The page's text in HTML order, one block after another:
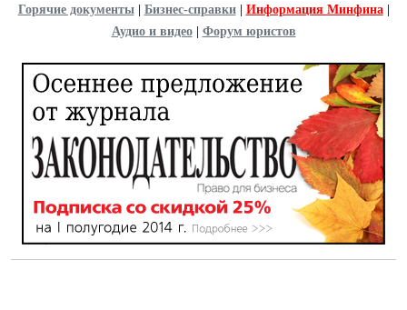
Горячие документы| Бизнес-справки| Информация Минфина|
Аудио и видео| Форум юристов